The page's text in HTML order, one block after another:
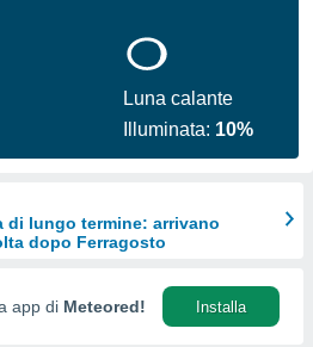
Luna calante
Illuminata: 10%
di lungo termine: arrivano
dopo Ferragosto
app di Meteored! Installa